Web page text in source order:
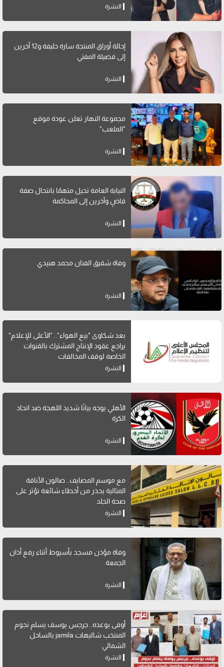
النشرة
إحالة أوراق المنتجة سارة خليفة و12 آخرين
إلى فضيلة المفتي
النشرة
مجموعة النهار تعلن عودة موقع
"الملعب"
النشرة
النيابة العامة تحيل متهمًا بانتحال صفة
قاضٍ وآخرين إلى المحاكمة
النشرة
وفاة شقيق الفنان محمد هنيدي
النشرة
بعد شكاوى "بيع الهواء".. "الأعلى للإعلام"
يراجع عقود الإنتاج المشترك بالقنوات
الخاصة لوقف المخالفات
النشرة
الأهلي يوجه بيانًا شديد اللهجة ضد اتحاد
الكرة
النشرة
مع موسم المصايف.. صالون الأناقة
المثالية يحذر من أخطاء شائعة تؤثر على
صحة الجلد
النشرة
وفاة مؤذن مسجد بأسيوط أثناء رفع أذان
الجمعة
النشرة
أوفى بوعده.. جرجس يوسف يسلم نجوم
المنتخب شاليهات jamila بالساحل
الشمالي
النشرة